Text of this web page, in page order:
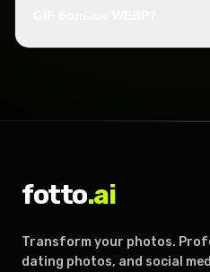
fotto.ai
Transform your photos.
dating photos, and social